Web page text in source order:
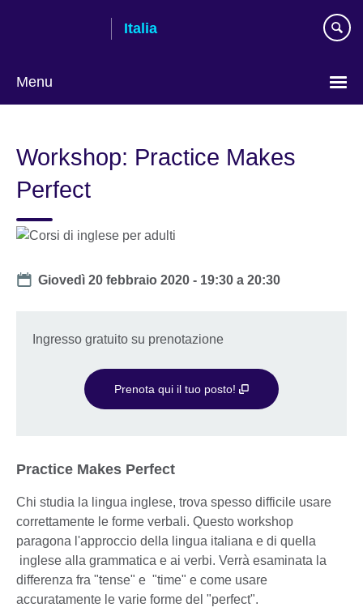
Italia
Menu
Workshop: Practice Makes
Perfect
Date
Giovedì 20 febbraio 2020 - 19:30 a20:30
Ingresso gratuito su prenotazione
Prenota qui il tuo posto!
Practice Makes Perfect
Chi studia la lingua inglese, trova spesso difficile usare
correttamente le forme verbali. Questo workshop
paragona l'approccio della lingua italiana e di quella
inglese alla grammatica e ai verbi. Verrà esaminata la
differenza fra "tense" e "time" e come usare
accuratamente le varie forme del "perfect".